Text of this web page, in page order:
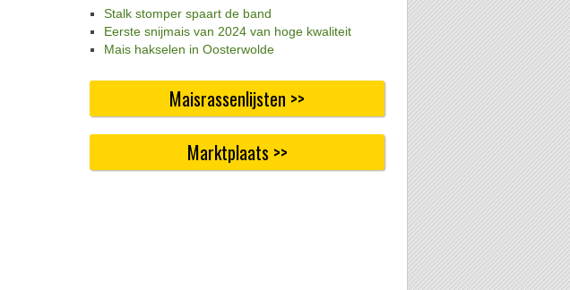
Stalk stomper spaart de band
Eerste snijmais van 2024 van hoge kwaliteit
Mais hakselen in Oosterwolde
Maisrassenlijsten >>
Marktplaats >>